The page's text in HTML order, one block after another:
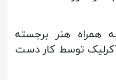
همراه هنر برجسته
توسط کار دست